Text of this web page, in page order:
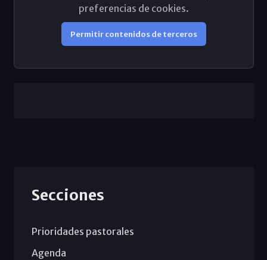
preferencias de cookies.
Permitir contenidos de terceros
Secciones
Prioridades pastorales
Agenda